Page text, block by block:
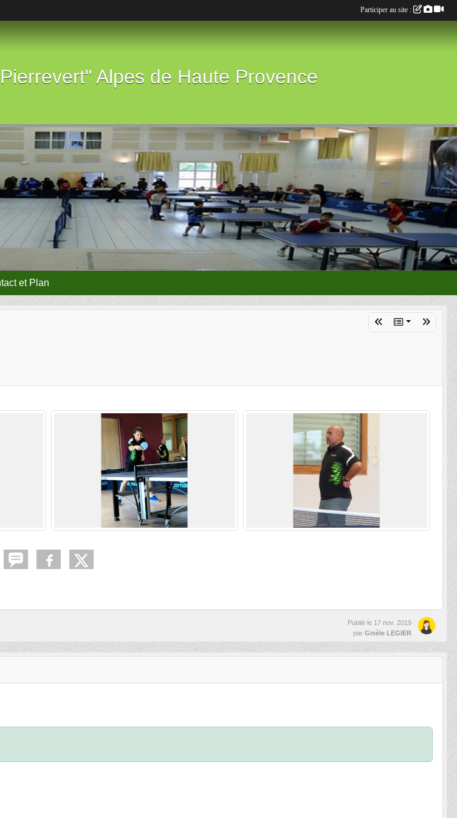
Alpes de Haute Provence
et Plan
Publié le 17 nov. 2019
par Gisèle LEGIER
Participer au site :